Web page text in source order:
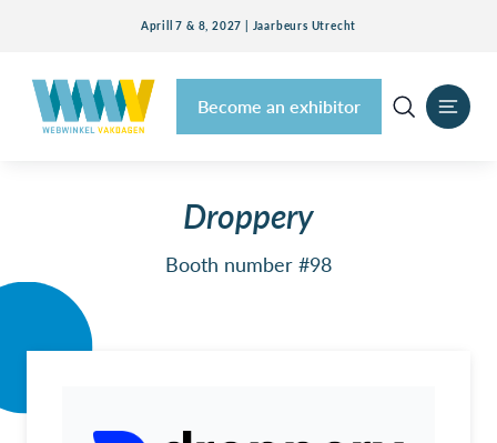
Aprill 7 & 8, 2027 | Jaarbeurs Utrecht
Become an exhibitor
Droppery
Booth number #98